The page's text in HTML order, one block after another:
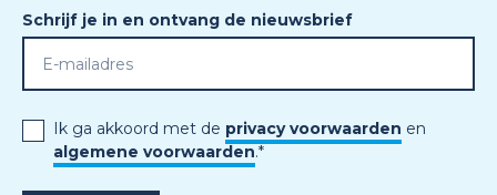
Schrijf je in en ontvang de nieuwsbrief
Ik ga akkoord met de privacy voorwaarden en
algemene voorwaarden.*